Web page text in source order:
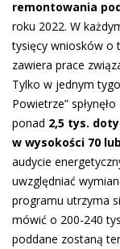
remontowania
roku 2022. W
tysięcy wniosków o
zawiera prace
Tylko w jednym
Powietrze”
ponad 2,5 tys.
w wysokości 70
audycie
uwzględniać
programu utrzyma
mówić o 200-240
poddane zostaną